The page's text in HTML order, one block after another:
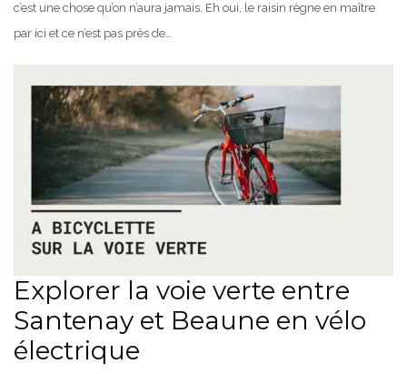
c’est une chose qu’on n’aura jamais. Eh oui, le raisin règne en maître
par ici et ce n’est pas près de…
Explorer la voie verte entre
Santenay et Beaune en vélo
électrique